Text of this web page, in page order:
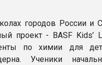
городов России и
проект - BASF Kids’
по химии для
Ученики